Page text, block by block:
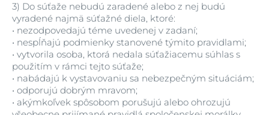
3) Do súťaže nebudú zaradené alebo z nej budú
vyradené najmä súťažné diela, ktoré:
• nezodpovedajú téme uvedenej v zadaní;
• nespĺňajú podmienky stanovené týmito pravidlami;
• vytvorila osoba, ktorá nedala súťažiacemu súhlas s
použitím v rámci tejto súťaže;
• nabádajú k vystavovaniu sa nebezpečným situáciám;
• odporujú dobrým mravom;
• akýmkoľvek spôsobom porušujú alebo ohrozujú